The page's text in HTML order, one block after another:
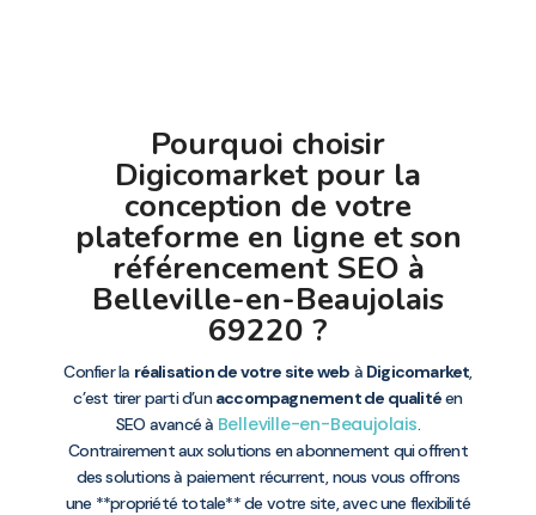
Pourquoi choisir
Digicomarket pour la
conception de votre
plateforme en ligne et son
référencement SEO à
Belleville-en-Beaujolais
69220 ?
Confier la réalisation de votre site web à Digicomarket,
c’est tirer parti d’unaccompagnement de qualitéen
SEO avancé à Belleville-en-Beaujolais.
Contrairement aux solutions en abonnement qui offrent
des solutions à paiement récurrent, nous vous offrons
une **propriété totale** de votre site, avec une flexibilité